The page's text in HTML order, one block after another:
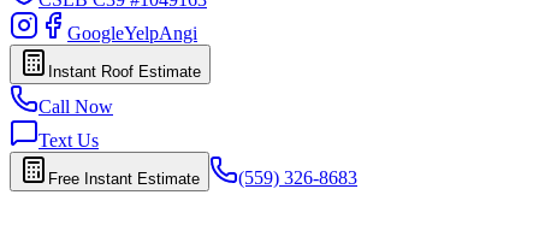
GoogleYelpAngi
Instant Roof Estimate
Call Now
Text Us
Free Instant Estimate (559) 326-8683